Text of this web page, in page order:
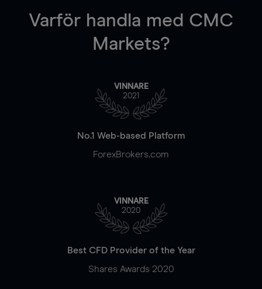
Varför handla med CMC
Markets?
VINNARE
2021
No.1 Web-based Platform
ForexBrokers.com
VINNARE
2020
Best CFD Provider of the Year
Shares Awards 2020